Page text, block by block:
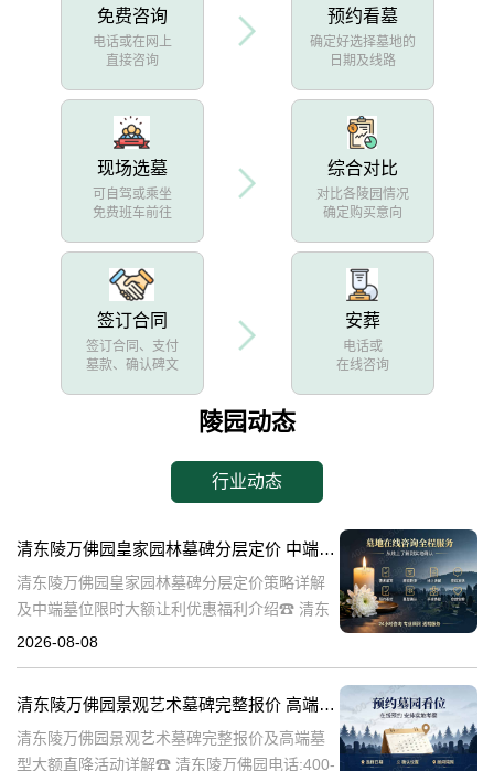
免费咨询
电话或在网上
直接咨询
预约看墓
确定好选择墓地的
日期及线路
现场选墓
可自驾或乘坐
免费班车前往
综合对比
对比各陵园情况
确定购买意向
签订合同
签订合同、支付
墓款、确认碑文
安葬
电话或
在线咨询
陵园动态
行业动态
清东陵万佛园皇家园林墓碑分层定价 中端墓位限时大额让利详解及优惠福利
清东陵万佛园皇家园林墓碑分层定价策略详解
及中端墓位限时大额让利优惠福利介绍☎ 清东
陵万佛园电话:400-838-5063清东陵万佛园，作
2026-08-08
清东陵万佛园景观艺术墓碑完整报价 高端墓型大额直降活动详解
清东陵万佛园景观艺术墓碑完整报价及高端墓
型大额直降活动详解☎ 清东陵万佛园电话:400-